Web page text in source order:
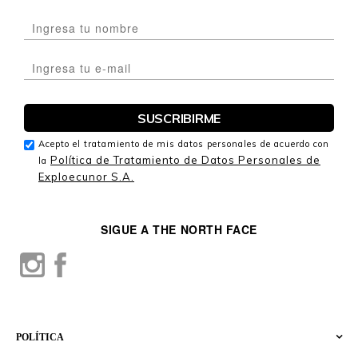
POLÍTICA
SIGUE A THE NORTH FACE
Acepto el tratamiento de mis datos personales de acuerdo con
la Política de Tratamiento de Datos Personales de
Exploecunor S.A.